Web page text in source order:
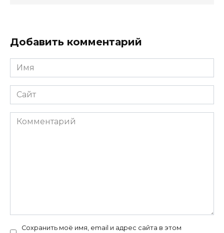
Добавить комментарий
Имя
*
Сайт
Комментарий
Сохранить моё имя, email и адрес сайта в этом